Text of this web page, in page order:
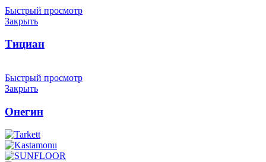
Быстрый просмотр
Закрыть
Тициан
Быстрый просмотр
Закрыть
Онегин